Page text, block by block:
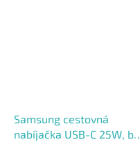
Samsung cestovná
nabíjačka USB-C 25W, bez